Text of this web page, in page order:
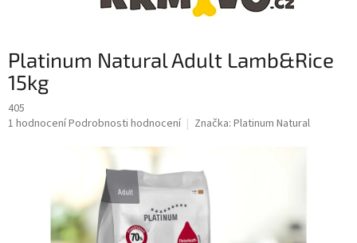
Platinum Natural Adult Lamb&Rice
15kg
405
Průměrné
hvězdiček.
1 hodnoceníPodrobnosti hodnocení Značka: Platinum Natural